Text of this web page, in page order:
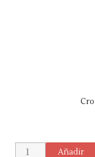
Añadir